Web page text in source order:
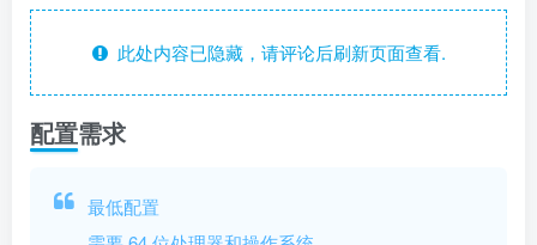
此处内容已隐藏，请评论后刷新页面查看.
配置需求
最低配置